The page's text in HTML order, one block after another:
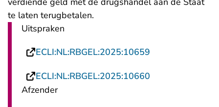
te laten terugbetalen.
Uitspraken
ECLI:NL:RBGEL:2025:10659
ECLI:NL:RBGEL:2025:10660
Afzender